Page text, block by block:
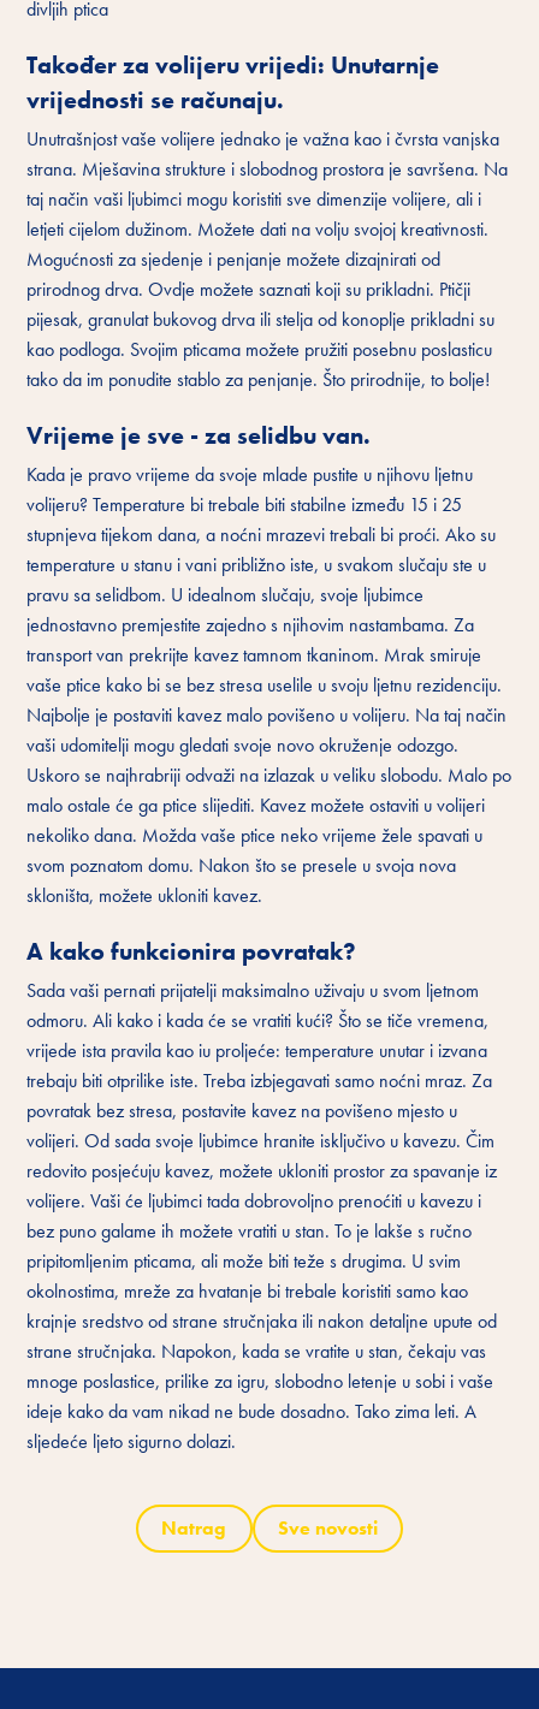
divljih ptica
Također za volijeru vrijedi: Unutarnje
vrijednosti se računaju.
Unutrašnjost vaše volijere jednako je važna kao i čvrsta vanjska
strana. Mješavina strukture i slobodnog prostora je savršena. Na
taj način vaši ljubimci mogu koristiti sve dimenzije volijere, ali i
letjeti cijelom dužinom. Možete dati na volju svojoj kreativnosti.
Mogućnosti za sjedenje i penjanje možete dizajnirati od
prirodnog drva. Ovdje možete saznati koji su prikladni. Ptičji
pijesak, granulat bukovog drva ili stelja od konoplje prikladni su
kao podloga. Svojim pticama možete pružiti posebnu poslasticu
tako da im ponudite stablo za penjanje. Što prirodnije, to bolje!
Vrijeme je sve - za selidbu van.
Kada je pravo vrijeme da svoje mlade pustite u njihovu ljetnu
volijeru? Temperature bi trebale biti stabilne između 15 i 25
stupnjeva tijekom dana, a noćni mrazevi trebali bi proći. Ako su
temperature u stanu i vani približno iste, u svakom slučaju ste u
pravu sa selidbom. U idealnom slučaju, svoje ljubimce
jednostavno premjestite zajedno s njihovim nastambama. Za
transport van prekrijte kavez tamnom tkaninom. Mrak smiruje
vaše ptice kako bi se bez stresa uselile u svoju ljetnu rezidenciju.
Najbolje je postaviti kavez malo povišeno u volijeru. Na taj način
vaši udomitelji mogu gledati svoje novo okruženje odozgo.
Uskoro se najhrabriji odvaži na izlazak u veliku slobodu. Malo po
malo ostale će ga ptice slijediti. Kavez možete ostaviti u volijeri
nekoliko dana. Možda vaše ptice neko vrijeme žele spavati u
svom poznatom domu. Nakon što se presele u svoja nova
skloništa, možete ukloniti kavez.
A kako funkcionira povratak?
Sada vaši pernati prijatelji maksimalno uživaju u svom ljetnom
odmoru. Ali kako i kada će se vratiti kući? Što se tiče vremena,
vrijede ista pravila kao iu proljeće: temperature unutar i izvana
trebaju biti otprilike iste. Treba izbjegavati samo noćni mraz. Za
povratak bez stresa, postavite kavez na povišeno mjesto u
volijeri. Od sada svoje ljubimce hranite isključivo u kavezu. Čim
redovito posjećuju kavez, možete ukloniti prostor za spavanje iz
volijere. Vaši će ljubimci tada dobrovoljno prenoćiti u kavezu i
bez puno galame ih možete vratiti u stan. To je lakše s ručno
pripitomljenim pticama, ali može biti teže s drugima. U svim
okolnostima, mreže za hvatanje bi trebale koristiti samo kao
krajnje sredstvo od strane stručnjaka ili nakon detaljne upute od
strane stručnjaka. Napokon, kada se vratite u stan, čekaju vas
mnoge poslastice, prilike za igru, slobodno letenje u sobi i vaše
ideje kako da vam nikad ne bude dosadno. Tako zima leti. A
sljedeće ljeto sigurno dolazi.
Natrag Sve novosti